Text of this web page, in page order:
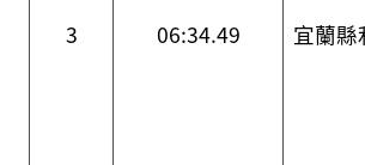
3 06:34.49 宜蘭縣